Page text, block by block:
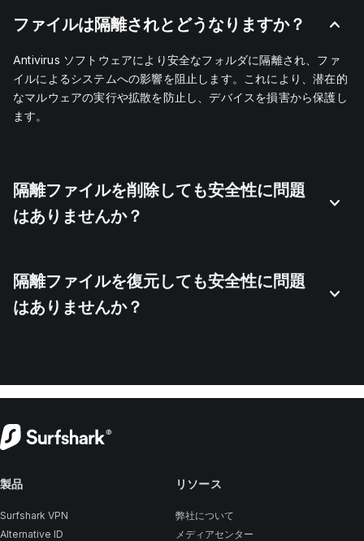
ファイルは隔離されとどうなりますか？
Antivirus ソフトウェアにより安全なフォルダに隔離され、ファ
イルによるシステムへの影響を阻止します。これにより、潜在的
なマルウェアの実行や拡散を防止し、デバイスを損害から保護し
ます。
隔離ファイルを削除しても安全性に問題
はありませんか？
隔離ファイルを復元しても安全性に問題
はありませんか？
製品
Surfshark VPN
Alternative ID
リソース
弊社について
メディアセンター